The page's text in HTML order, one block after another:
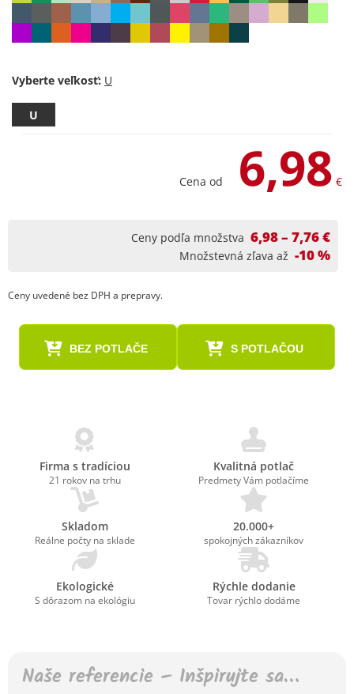
Vyberte veľkosť:
U
Cena od 6,98 €
Ceny podľa množstva 6,98 – 7,76 €
Množstevná zľava až -10 %
Ceny uvedené bez DPH a prepravy.
BEZ POTLAČE S POTLAČOU
Firma s tradíciou
21 rokov na trhu
Kvalitná potlač
Predmety Vám potlačíme
Skladom
Reálne počty na sklade
20.000+
spokojných zákazníkov
Ekologické
S dôrazom na ekológiu
Rýchle dodanie
Tovar rýchlo dodáme
Naše referencie – Inšpirujte sa…